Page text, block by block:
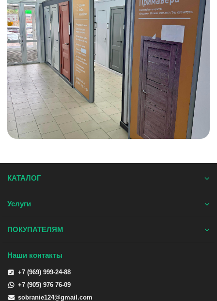
КАТАЛОГ
Услуги
ПОКУПАТЕЛЯМ
Наши контакты
+7 (969) 999-24-88
+7 (905) 976 76-09
sobranie124@gmail.com